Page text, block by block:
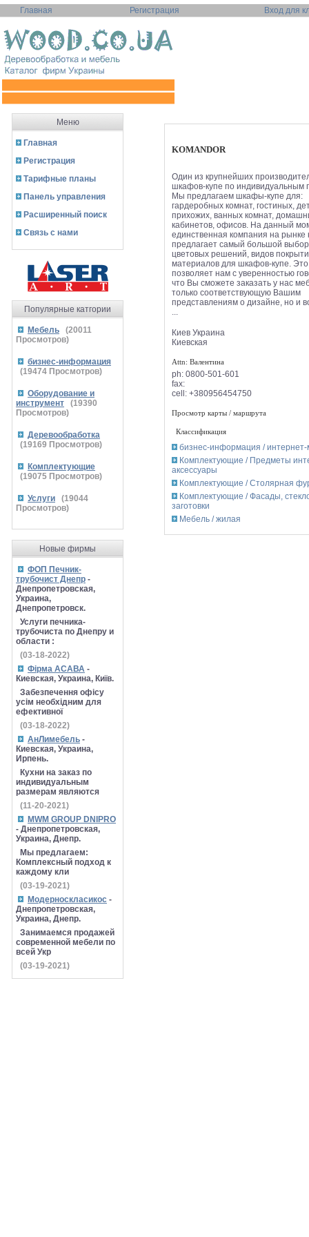
Главная Регистрация Вход для
Меню
Главная
Регистрация
Тарифные планы
Панель управления
Расширенный поиск
Связь с нами
Популярные катгории
Мебель (20011
Просмотров)
бизнес-информация
(19474 Просмотров)
Оборудование и
инструмент
(19390
Просмотров)
Деревообработка
(19169 Просмотров)
Комплектующие
(19075 Просмотров)
Услуги (19044
Просмотров)
Новые фирмы
ФОП Печник-
трубочист Днепр -
Днепропетровская,
Украина,
Днепропетровск.
Услуги печника-
трубочиста по Днепру и
области :
(03-18-2022)
Фірма АСАВА -
Киевская, Украина, Київ.
Забезпечення офісу
усім необхідним для
ефективної
(03-18-2022)
АнЛимебель -
Киевская, Украина,
Ирпень.
Кухни на заказ по
индивидуальным
размерам являются
(11-20-2021)
MWM GROUP DNIPRO
- Днепропетровская,
Украина, Днепр.
Мы предлагаем:
Комплексный подход к
каждому кли
(03-19-2021)
Модерноскласикос -
Днепропетровская,
Украина, Днепр.
Занимаемся продажей
современной мебели по
всей Укр
(03-19-2021)
KOMANDOR
Один из крупнейших
шкафов-купе по индивидуальным
Мы предлагаем шкафы-купе для:
гардеробных комнат, гостиных,
прихожих, ванных комнат,
кабинетов, офисов. На данный
единственная компания на рынке
предлагает самый большой выбор
цветовых решений, видов
материалов для шкафов-купе. Это
позволяет нам с уверенностью
что Вы сможете заказать у нас
только соответствующую Вашим
представлениям о дизайне, но и
Киев Украина
Киевская
Attn: Валентина
ph: 0800-501-601
fax:
cell: +380956454750
Просмотр карты / маршрута
Классификация
бизнес-информация / интернет-
Комплектующие / Предметы
аксессуары
Комплектующие / Столярная
Комплектующие / Фасады,
заготовки
Мебель / жилая